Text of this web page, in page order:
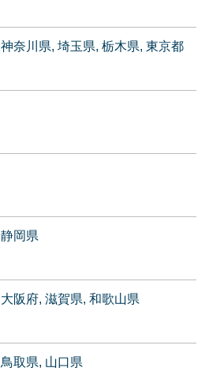
神奈川県 埼玉県 栃木県 東京都
静岡県
大阪府 滋賀県 和歌山県
鳥取県 山口県